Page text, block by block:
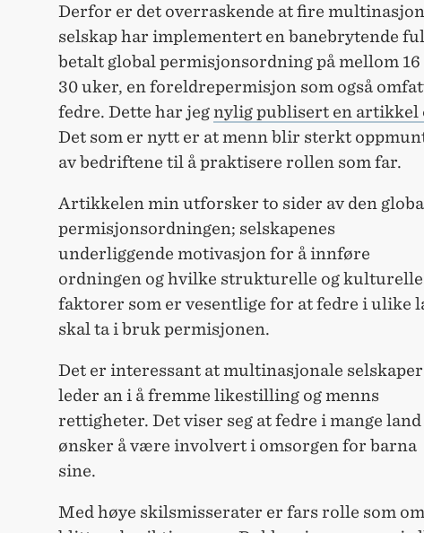
Derfor er det overraskende at fire
selskap har implementert en banebrytende
betalt global permisjonsordning på mellom 16
30 uker, en foreldrepermisjon som også
fedre. Dette har jegnylig publisert en artikkel
Det som er nytt er at menn blir sterkt
av bedriftene til å praktisere rollen som far.
Artikkelen min utforsker to sider av den
permisjonsordningen; selskapenes
underliggende motivasjon for å innføre
ordningen og hvilke strukturelle og kulturelle
faktorer som er vesentlige for at fedre i ulike
skal ta i bruk permisjonen.
Det er interessant at multinasjonale selskaper
leder an i å fremme likestilling og menns
rettigheter. Det viser seg at fedre i mange land
ønsker å være involvert i omsorgen for barna
sine.
Med høye skilsmisserater er fars rolle som